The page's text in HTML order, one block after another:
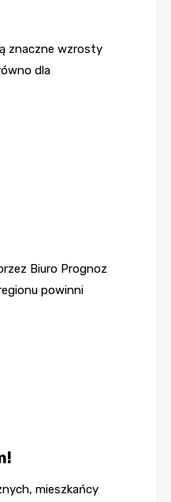
Sądecki Park
Niepokalanej
znaczne wzrosty
dla
Biuro Prognoz
powinni
mieszkańcy